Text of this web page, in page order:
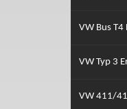
VW Bus
VW Typ 3
VW 411/